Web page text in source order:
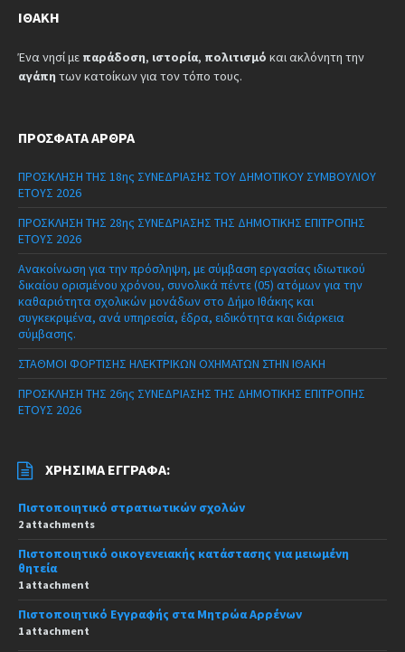
ΙΘΆΚΗ
Ένα νησί με παράδοση, ιστορία, πολιτισμό και ακλόνητη την
αγάπη των κατοίκων για τον τόπο τους.
ΠΡΌΣΦΑΤΑ ΆΡΘΡΑ
ΠΡΟΣΚΛΗΣΗ ΤΗΣ 18ης ΣΥΝΕΔΡΙΑΣΗΣ ΤΟΥ ΔΗΜΟΤΙΚΟΥ ΣΥΜΒΟΥΛΙΟΥ
ΕΤΟΥΣ 2026
ΠΡΟΣΚΛΗΣΗ ΤΗΣ 28ης ΣΥΝΕΔΡΙΑΣΗΣ ΤΗΣ ΔΗΜΟΤΙΚΗΣ ΕΠΙΤΡΟΠΗΣ
ΕΤΟΥΣ 2026
Ανακοίνωση για την πρόσληψη, με σύμβαση εργασίας ιδιωτικού
δικαίου ορισμένου χρόνου, συνολικά πέντε (05) ατόμων για την
καθαριότητα σχολικών μονάδων στο Δήμο Ιθάκης και
συγκεκριμένα, ανά υπηρεσία, έδρα, ειδικότητα και διάρκεια
σύμβασης.
ΣΤΑΘΜΟΙ ΦΟΡΤΙΣΗΣ ΗΛΕΚΤΡΙΚΩΝ ΟΧΗΜΑΤΩΝ ΣΤΗΝ ΙΘΑΚΗ
ΠΡΟΣΚΛΗΣΗ ΤΗΣ 26ης ΣΥΝΕΔΡΙΑΣΗΣ ΤΗΣ ΔΗΜΟΤΙΚΗΣ ΕΠΙΤΡΟΠΗΣ
ΕΤΟΥΣ 2026
ΧΡΉΣΙΜΑ ΈΓΓΡΑΦΑ:
Πιστοποιητικό στρατιωτικών σχολών
2 attachments
Πιστοποιητικό οικογενειακής κατάστασης για μειωμένη
θητεία
1 attachment
Πιστοποιητικό Εγγραφής στα Μητρώα Αρρένων
1 attachment